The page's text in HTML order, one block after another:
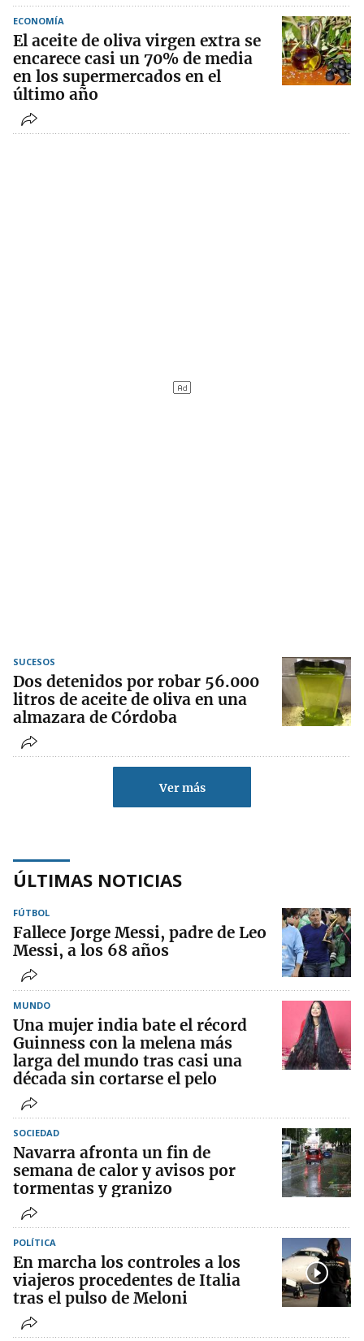
ECONOMÍA
El aceite de oliva virgen extra se
encarece casi un 70% de media
en los supermercados en el
último año
SUCESOS
Dos detenidos por robar 56.000
litros de aceite de oliva en una
almazara de Córdoba
Ver más
ÚLTIMAS NOTICIAS
FÚTBOL
Fallece Jorge Messi, padre de Leo
Messi, a los 68 años
MUNDO
Una mujer india bate el récord
Guinness con la melena más
larga del mundo tras casi una
década sin cortarse el pelo
SOCIEDAD
Navarra afronta un fin de
semana de calor y avisos por
tormentas y granizo
POLÍTICA
En marcha los controles a los
viajeros procedentes de Italia
tras el pulso de Meloni